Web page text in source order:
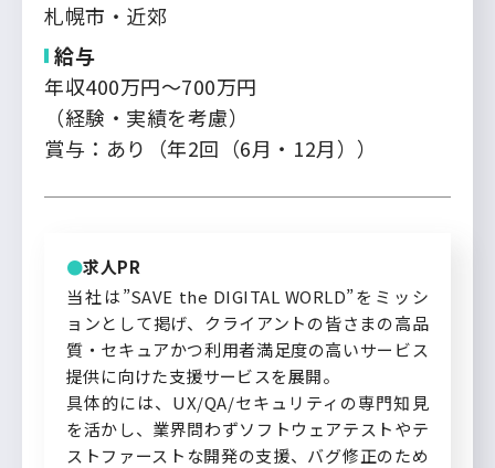
札幌市・近郊
給与
年収400万円～700万円
（経験・実績を考慮）
賞与：あり（年2回（6月・12月））
求人PR
当社は”SAVE the DIGITAL WORLD”をミッシ
ョンとして掲げ、クライアントの皆さまの高品
質・セキュアかつ利用者満足度の高いサービス
提供に向けた支援サービスを展開。
具体的には、UX/QA/セキュリティの専門知見
を活かし、業界問わずソフトウェアテストやテ
ストファーストな開発の支援、バグ修正のため